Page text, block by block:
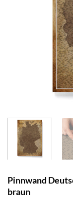
Pinnwand
braun